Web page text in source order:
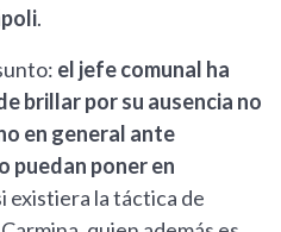
.
el jefe comunal ha
brillar por su ausencia no
en general ante
puedan poner en
existiera la táctica de